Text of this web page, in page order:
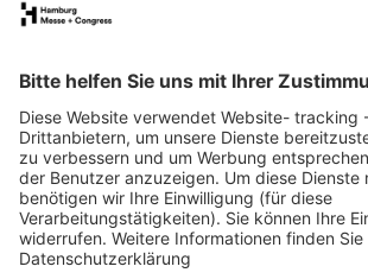
Räume & Flächen
Anreise
Kontakt
Downloads
Newsletter
LinkedIn
YouTube